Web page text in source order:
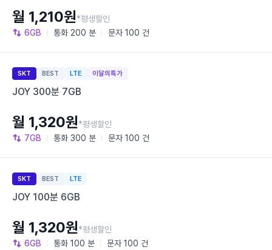
6GB 통화 200 분 문자 100 건
월 1,210원*평생할인
SKT BEST LTE 이달의특가
JOY 300분 7GB
7GB 통화 300 분 문자 100 건
월 1,320원*평생할인
SKT BEST LTE
JOY 100분 6GB
6GB 통화 100 분 문자 100 건
월 1,320원*평생할인